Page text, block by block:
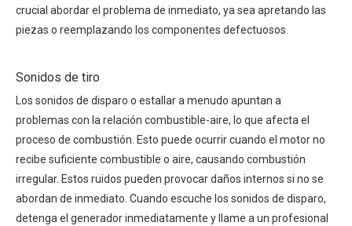
crucial abordar el problema de inmediato, ya sea apretando las
piezas o reemplazando los componentes defectuosos.
Sonidos de tiro
Los sonidos de disparo o estallar a menudo apuntan a
problemas con la relación combustible-aire, lo que afecta el
proceso de combustión. Esto puede ocurrir cuando el motor no
recibe suficiente combustible o aire, causando combustión
irregular. Estos ruidos pueden provocar daños internos si no se
abordan de inmediato. Cuando escuche los sonidos de disparo,
detenga el generador inmediatamente y llame a un profesional